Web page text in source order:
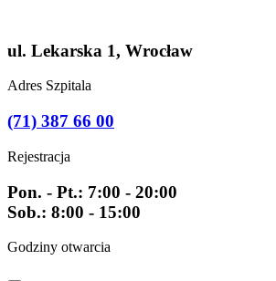
treści
ul. Lekarska 1, Wrocław
Adres Szpitala
(71) 387 66 00
Rejestracja
Pon. - Pt.: 7:00 - 20:00
Sob.: 8:00 - 15:00
Godziny otwarcia